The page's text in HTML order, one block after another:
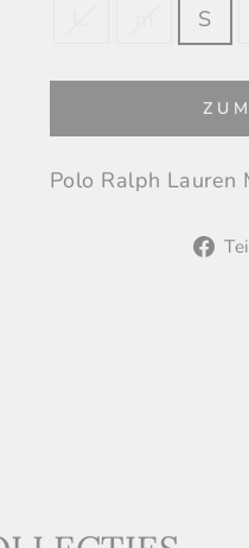
S
Polo Ralph Lauren